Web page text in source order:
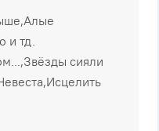
и тд.
сияли